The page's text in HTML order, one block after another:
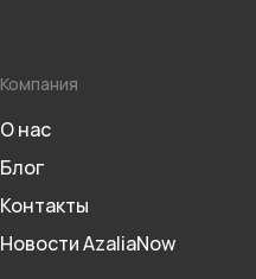
Компания
О нас
Блог
Контакты
Новости AzaliaNow